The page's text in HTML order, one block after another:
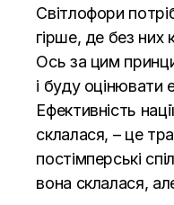
Світлофори
гірше, де без них
Ось за цим
і буду оцінювати
Ефективність
склалася, – це
постімперські
вона склалася,